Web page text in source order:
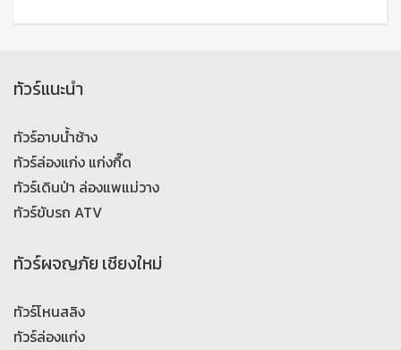
ทัวร์แนะนำ
ทัวร์อาบน้ำช้าง
ทัวร์ล่องแก่ง แก่งกึ๊ด
ทัวร์เดินป่า ล่องแพแม่วาง
ทัวร์ขับรถ ATV
ทัวร์ผจญภัย เชียงใหม่
ทัวร์โหนสลิง
ทัวร์ล่องแก่ง